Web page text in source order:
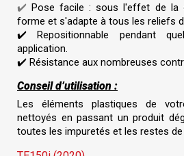
✔️Pose facile : sous l'effet de la
forme et s'adapte à tous les reliefs
✔️ Repositionnable pendant
application.
✔️ Résistance aux nombreuses
Conseil d’utilisation :
Les éléments plastiques de
nettoyés en passant un produit
toutes les impuretés et les restes